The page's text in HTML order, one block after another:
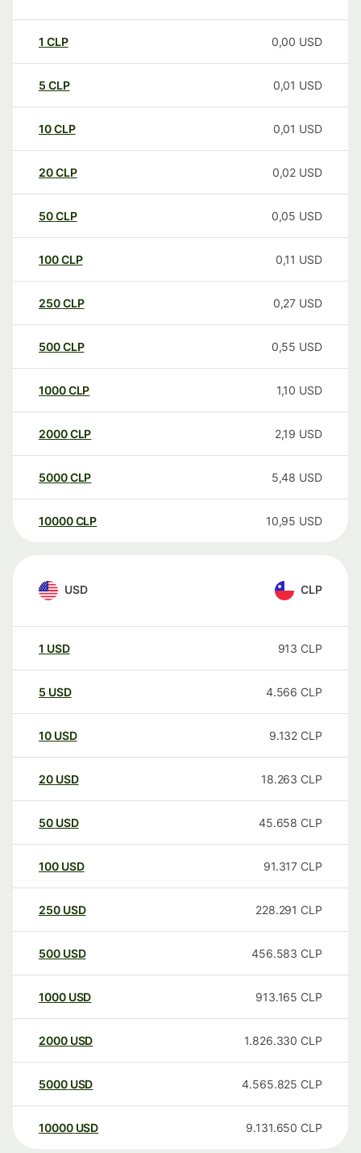
1 CLP 0,00 USD
5 CLP 0,01 USD
10CLP 0,01 USD
20CLP 0,02 USD
50CLP 0,05 USD
100CLP 0,11 USD
250CLP 0,27 USD
500CLP 0,55 USD
1000CLP 1,10 USD
2000CLP 2,19 USD
5000CLP 5,48 USD
10000 CLP 10,95 USD
USD CLP
1 USD 913 CLP
5 USD 4.566 CLP
10 USD 9.132 CLP
20 USD 18.263 CLP
50 USD 45.658 CLP
100 USD 91.317 CLP
250 USD 228.291 CLP
500 USD 456.583 CLP
1000 USD 913.165 CLP
2000 USD 1.826.330 CLP
5000 USD 4.565.825 CLP
10000 USD 9.131.650 CLP